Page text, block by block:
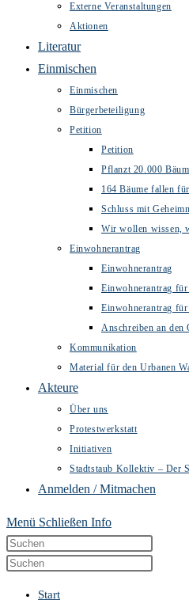
Externe Veranstaltungen
Aktionen
Literatur
Einmischen
Einmischen
Bürgerbeteiligung
Petition
Petition
Pflanzt 20.000
164 Bäume fallen
Schluss mit
Wir wollen wissen,
Einwohnerantrag
Einwohnerantrag
Einwohnerantrag
Einwohnerantrag
Anschreiben an den
Kommunikation
Material für den Urbanen
Akteure
Über uns
Protestwerkstatt
Initiativen
Stadtstaub Kollektiv – Der
Anmelden / Mitmachen
Menü Schließen Info
Diese
Website
Start